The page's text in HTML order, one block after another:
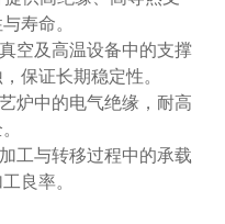
寿命。
空及高温设备中的支撑
保证长期稳定性。
炉中的电气绝缘，耐高
工与转移过程中的承载
良率。